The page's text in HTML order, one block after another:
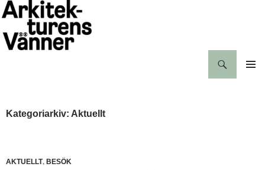
Hoppa
till
innehåll
Kategoriarkiv: Aktuellt
AKTUELLT, BESÖK